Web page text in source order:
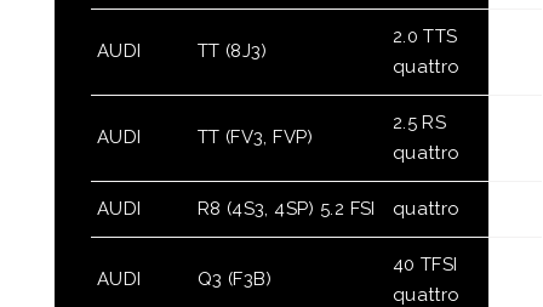
AUDI TT (8J3)
2.0 TTS
quattro
AUDI TT (FV3, FVP)
2.5 RS
quattro
AUDI R8 (4S3, 4SP) 5.2 FSI quattro
AUDI Q3 (F3B)
40 TFSI
quattro